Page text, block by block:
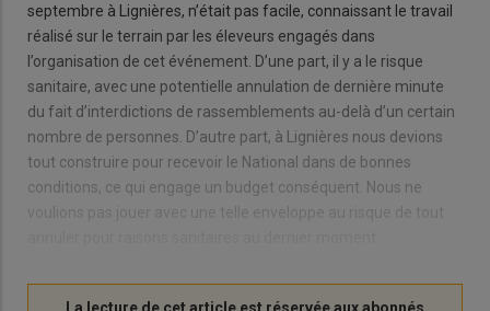
septembre à Lignières, n’était pas facile, connaissant le travail
réalisé sur le terrain par les éleveurs engagés dans
l’organisation de cet événement. D’une part, il y a le risque
sanitaire, avec une potentielle annulation de dernière minute
du fait d’interdictions de rassemblements au-delà d’un certain
nombre de personnes. D’autre part, à Lignières nous devions
tout construire pour recevoir le National dans de bonnes
conditions, ce qui engage un budget conséquent. Nous ne